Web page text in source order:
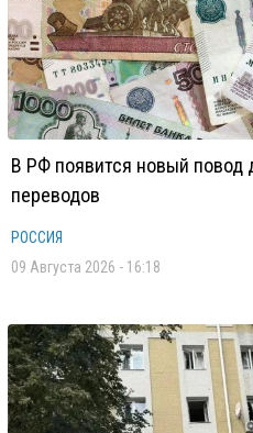
В РФ появится новый повод
переводов
РОССИЯ
09 Августа 2026 - 16:18